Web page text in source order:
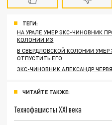
ТЕГИ:
НА УРАЛЕ УМЕР ЭКС-ЧИНОВНИК
КОЛОНИИ ИЗ
В СВЕРДЛОВСКОЙ КОЛОНИИ
ОТПУСТИТЬ ЕГО
ЭКС-ЧИНОВНИК АЛЕКСАНДР
ЧИТАЙТЕ ТАКЖЕ:
Технофашисты XXI века